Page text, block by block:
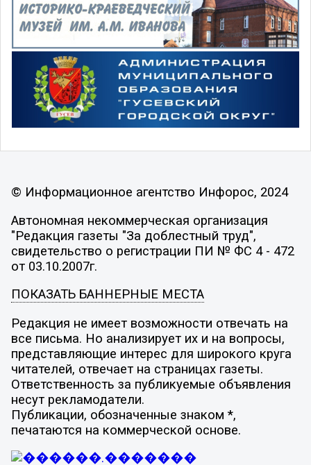
© Информационное агентство Инфорос, 2024
Автономная некоммерческая организация
"Редакция газеты "За доблестный труд",
свидетельство о регистрации ПИ № ФС 4 - 472
от 03.10.2007г.
ПОКАЗАТЬ БАННЕРНЫЕ МЕСТА
Редакция не имеет возможности отвечать на
все письма. Но анализирует их и на вопросы,
представляющие интерес для широкого круга
читателей, отвечает на страницах газеты.
Ответственность за публикуемые объявления
несут рекламодатели.
Публикации, обозначенные знаком *,
печатаются на коммерческой основе.